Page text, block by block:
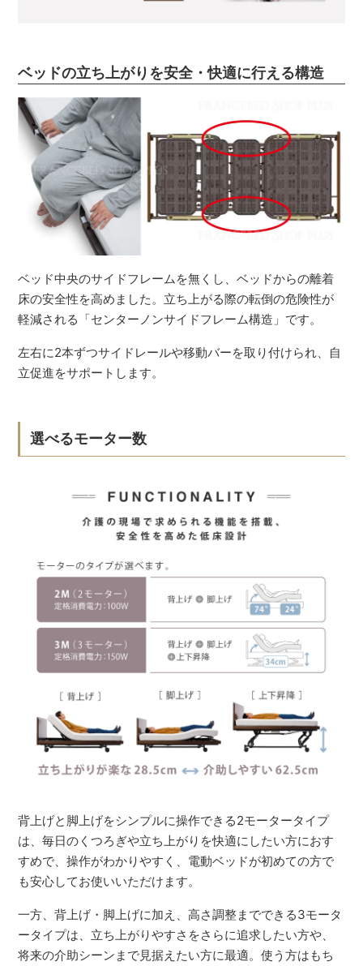
ベッドの立ち上がりを安全・快適に行える構造
ベッド中央のサイドフレームを無くし、ベッドからの離着
床の安全性を高めました。立ち上がる際の転倒の危険性が
軽減される「センターノンサイドフレーム構造」です。
左右に2本ずつサイドレールや移動バーを取り付けられ、自
立促進をサポートします。
選べるモーター数
背上げと脚上げをシンプルに操作できる2モータータイプ
は、毎日のくつろぎや立ち上がりを快適にしたい方におす
すめで、操作がわかりやすく、電動ベッドが初めての方で
も安心してお使いいただけます。
一方、背上げ・脚上げに加え、高さ調整までできる3モータ
ータイプは、立ち上がりやすさをさらに追求したい方や、
将来の介助シーンまで見据えたい方に最適。使う方はもち